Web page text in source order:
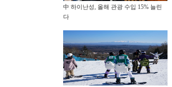
中 하이난성, 올해 관광 수입 15% 늘린
다